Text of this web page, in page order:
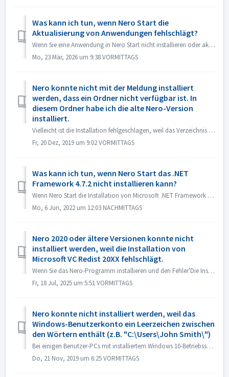
Was kann ich tun, wenn Nero Start die
Aktualisierung von Anwendungen fehlschlägt?
Wenn Sie eine Anwendung in Nero Start nicht installieren oder aktualisieren können, können Sie die folgenden Methoden zur Lösung des Problems versuchen. ...
Mo, 23 Mär, 2026 um 9:38 VORMITTAGS
Nero konnte nicht mit der Meldung installiert
werden, dass ein Ordner nicht verfügbar ist. In
diesem Ordner habe ich die alte Nero-Version
installiert.
Vielleicht ist die Installation fehlgeschlagen, weil das Verzeichnis nicht verfügbar ist. Die Meldung könnte wie unten aussehen: Das liegt daran, d...
Fr, 20 Dez, 2019 um 9:02 VORMITTAGS
Was kann ich tun, wenn Nero Start das .NET
Framework 4.7.2 nicht installieren kann?
Wenn Nero Start die Installation von Microsoft .NET Framework 4.7.2 im Update Center fehlschlägt, können Sie die folgenden Methoden versuchen, um das Probl...
Mo, 6 Jun, 2022 um 12:03 NACHMITTAGS
Nero 2020 oder ältere Versionen konnte nicht
installiert werden, weil die Installation von
Microsoft VC Redist 20XX fehlschlägt.
Wenn Sie das Nero-Programm installieren und den Fehler'Die Installation von Microsoft VC Redist 2015-20xx (x86) ist fehlgeschlagen' sehen, führen Si...
Fr, 18 Jul, 2025 um 5:51 VORMITTAGS
Nero konnte nicht installiert werden, weil das
Windows-Benutzerkonto ein Leerzeichen zwischen
den Wörtern enthält (z.B. "C:\Users\John Smith\")
Bei einigen Benutzer-PCs mit installiertem Windows 10-Betriebssystem können die Windows-Login-Benutzerkonto mit Leerzeichen oder Sonderzeichen Installations...
Do, 21 Nov, 2019 um 6:25 VORMITTAGS